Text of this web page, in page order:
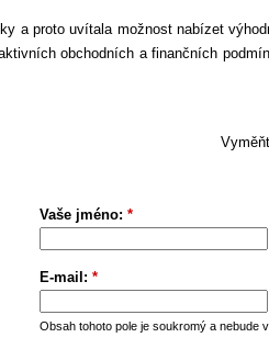
a proto uvítala možnost nabízet
obchodních a finančních
Vaše jméno: *
E-mail: *
Obsah tohoto pole je soukromý a nebude